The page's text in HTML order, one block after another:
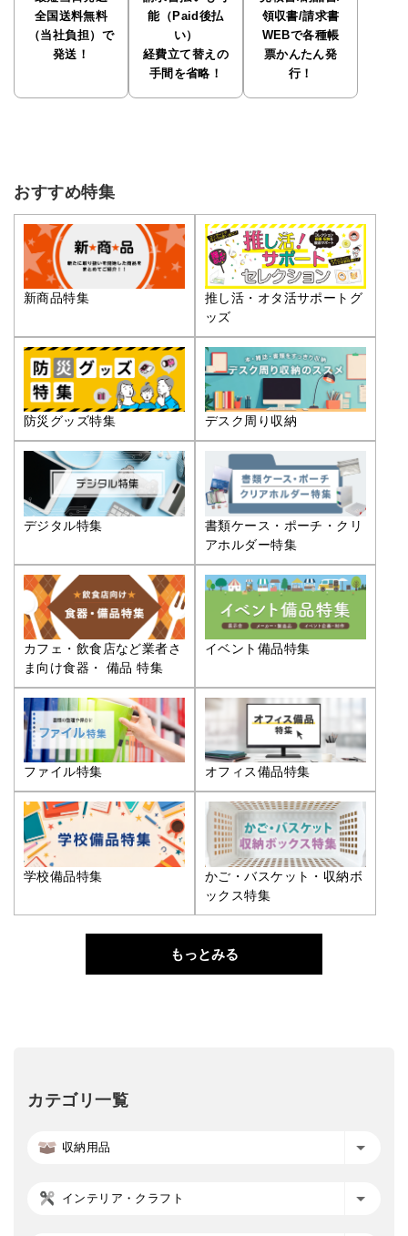
全国送料無料
（当社負担）で
発送！
能（Paid後払
い）
経費立て替えの
手間を省略！
領収書/請求書
WEBで各種帳
票かんたん発
行！
おすすめ特集
新商品特集
推し活・オタ活サポートグ
ッズ
防災グッズ特集 デスク周り収納
デジタル特集
書類ケース・ポーチ・クリ
アホルダー特集
カフェ・飲食店など業者さ
ま向け食器・ 備品 特集
イベント備品特集
ファイル特集 オフィス備品特集
学校備品特集
かご・バスケット・収納ボ
ックス特集
もっとみる
カテゴリ一覧
収納用品
インテリア・クラフト